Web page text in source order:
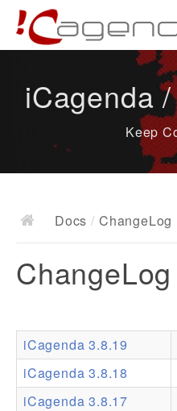
News
Docs
Documentation
Ressources
Addons
iCagenda
Keep
Docs / ChangeLog
ChangeLog
iCagenda 3.8.19
iCagenda 3.8.18
iCagenda 3.8.17